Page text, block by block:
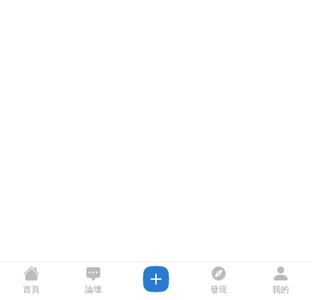
首頁 論壇 發現 我的